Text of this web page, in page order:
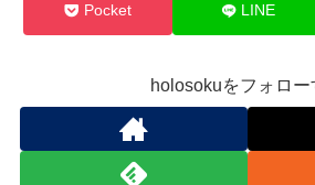
Pocket LINE
holosokuをフォロー